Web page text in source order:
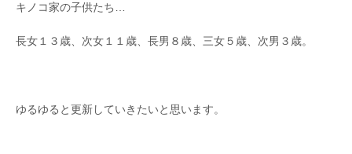
キノコ家の子供たち…
長女１３歳、次女１１歳、長男８歳、三女５歳、次男３歳。
ゆるゆると更新していきたいと思います。